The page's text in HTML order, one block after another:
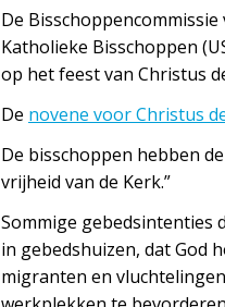
De
Katholieke Bisschoppen
op het feest van Christus
De novene voor Christus
De bisschoppen hebben
vrijheid van de Kerk.”
Sommige gebedsintenties
in gebedshuizen, dat God
migranten en